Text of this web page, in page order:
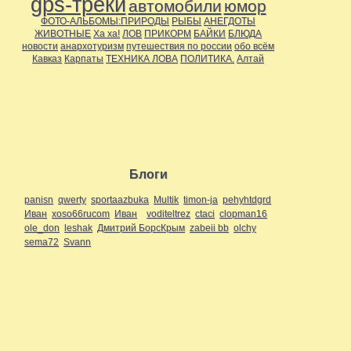
gps-треки автомобили юмор
ФОТО-АЛЬБОМЫ:ПРИРОДЫ РЫБЫ АНЕГДОТЫ
ЖИВОТНЫЕ Ха ха! ЛОВ ПРИКОРМ БАЙКИ БЛЮДА
новости анархотуризм путешествия по россии обо всём
Кавказ Карпаты ТЕХНИКА ЛОВА ПОЛИТИКА. Алтай
Блоги
panisn qwerty sportaazbuka Multik timon-ja pehyhtdgrd
Иван xoso66rucom Иван voditeltrez ctaci clopman16
ole_don leshak Дмитрий БорсКрым zabeii bb olchy
sema72 Svann